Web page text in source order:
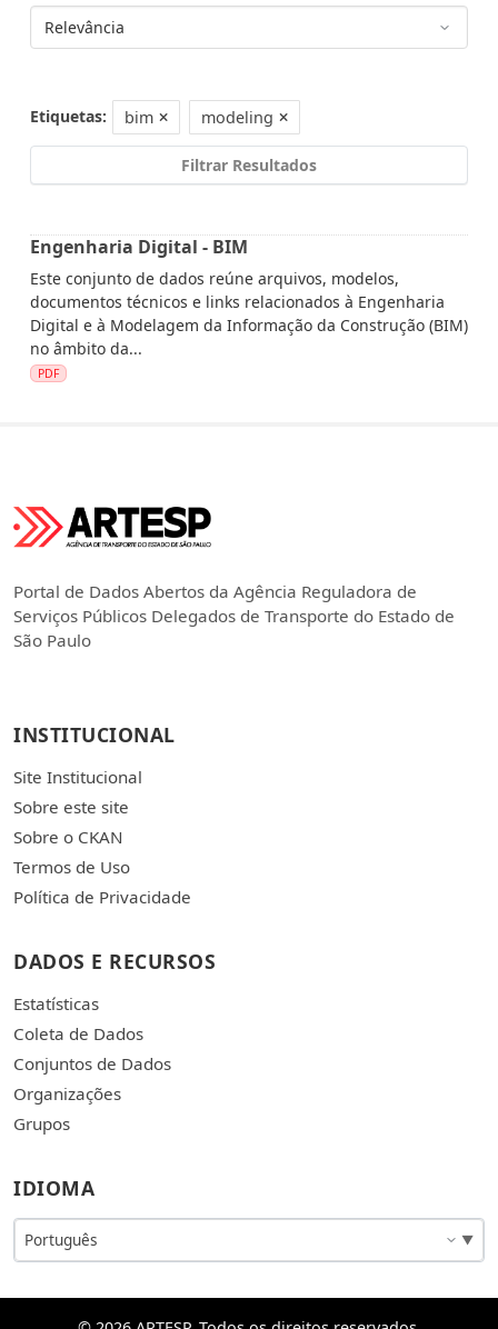
Etiquetas: bim modeling
Filtrar Resultados
Engenharia Digital - BIM
Este conjunto de dados reúne arquivos, modelos,
documentos técnicos e links relacionados à Engenharia
Digital e à Modelagem da Informação da Construção (BIM)
no âmbito da...
PDF
Portal de Dados Abertos da Agência Reguladora de
Serviços Públicos Delegados de Transporte do Estado de
São Paulo
INSTITUCIONAL
Site Institucional
Sobre este site
Sobre o CKAN
Termos de Uso
Política de Privacidade
DADOS E RECURSOS
Estatísticas
Coleta de Dados
Conjuntos de Dados
Organizações
Grupos
IDIOMA